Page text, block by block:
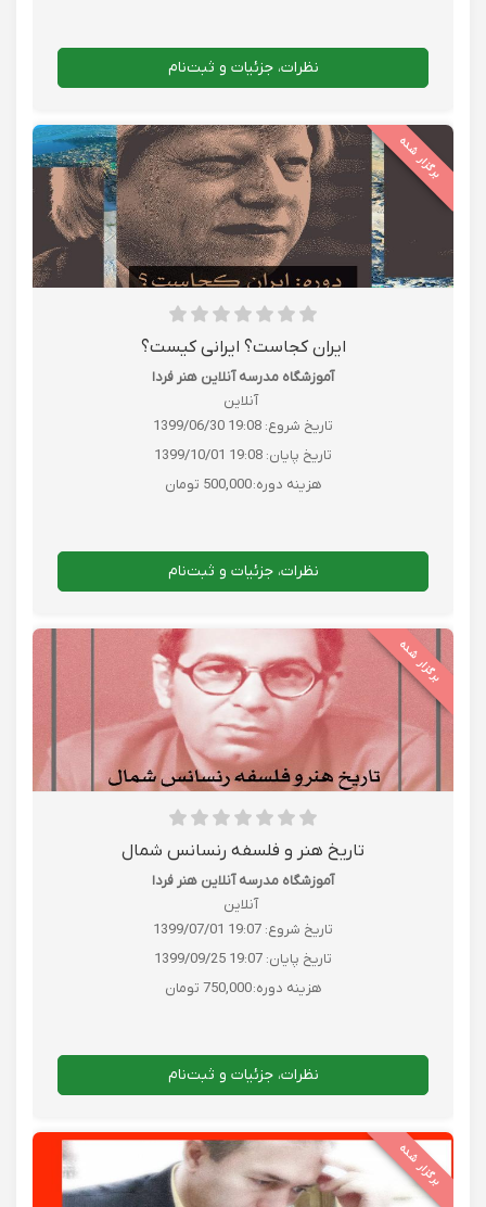
نظرات، جزئیات و ثبت‌نام
برگزار شده
ایران کجاست؟ ایرانی کیست؟
آموزشگاه مدرسه آنلاین هنر فردا
آنلاین
تاریخ شروع: 1399/06/30 19:08
تاریخ پایان: 1399/10/01 19:08
هزینه دوره:500,000 تومان
نظرات، جزئیات و ثبت‌نام
برگزار شده
تاریخ هنر و فلسفه رنسانس شمال
آموزشگاه مدرسه آنلاین هنر فردا
آنلاین
تاریخ شروع: 1399/07/01 19:07
تاریخ پایان: 1399/09/25 19:07
هزینه دوره:750,000 تومان
نظرات، جزئیات و ثبت‌نام
برگزار شده